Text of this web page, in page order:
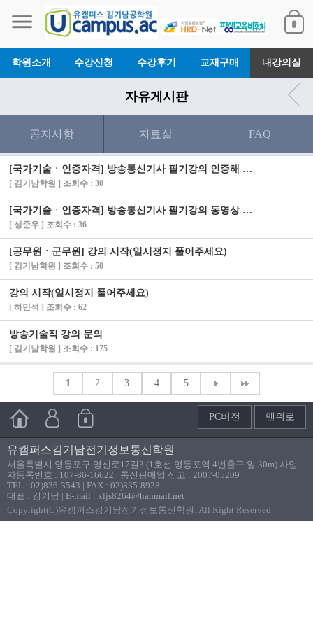
학원소개 수강신청 수강후기 교재구매 내강의실
자유게시판
공지사항 자료실 FAQ
[국가기술ㆍ인증자격] 방송통신기사 필기강의 인증해 드렸습니다.
[ 김기남학원 ] 조회수 : 30
[국가기술ㆍ인증자격] 방송통신기사 필기강의 동영상 안나옵니다
[ 성준우 ] 조회수 : 36
[공무원ㆍ군무원] 강의 시작(일시정지 풀어주세요)
[ 김기남학원 ] 조회수 : 50
강의 시작(일시정지 풀어주세요)
[ 하민석 ] 조회수 : 62
방송기술직 강의 문의
[ 김기남학원 ] 조회수 : 175
1 2 3 4 5
PC버전 맨위로
유캠퍼스김기남전기정보통신학원
서울특별시 영등포구 영신로17길3 (1호선 영등포역 4번출구 앞 30m) 사업
자등록번호 : 107-86-16622 | 통신판매업 신고 : 2007-05209
TEL : 02)836-3543 | FAX : 02)835-8928
대표 : 김기남 | E-mail : kljs8264@hanmail.net
Copyright(C)유캠퍼스김기남전기정보통신학원. All Right Reserved.